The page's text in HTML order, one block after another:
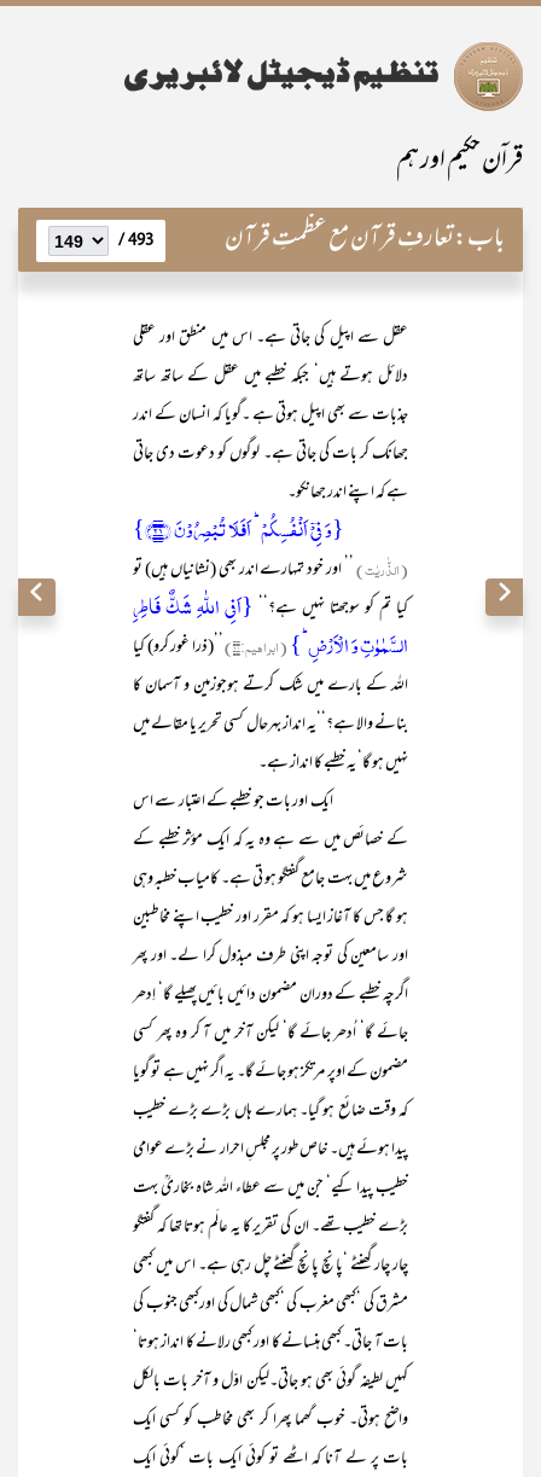
قراۤن حکیم اور ہم
باب:تعارفِ قرآن مع عظمتِ قرآن 493 /
عقل سے اپیل کی جاتی ہے۔ اس میں منطق اور عقلی
دلائل ہوتے ہیں‘ جبکہ خطبے میں عقل کے ساتھ ساتھ
جذبات سے بھی اپیل ہوتی ہے ۔گویا کہ انسان کے اندر
جھانک کر بات کی جاتی ہے۔ لوگوں کو دعوت دی جاتی
ہے کہ اپنے اندر جھانکو۔
{وَ فِیۡۤ اَنۡفُسِکُمۡ ؕ اَفَلَا تُبۡصِرُوۡنَ ﴿۲۱﴾}
(الذّٰریٰت) ’’ اور خود تمہارے اندر بھی (نشانیاں ہیں) تو
کیا تم کو سوجھتا نہیں ہے؟‘‘ {اَفِی اللّٰہِ شَکٌّ فَاطِرِ
السَّمٰوٰتِ وَ الۡاَرۡضِ ؕ}(ابراھیم:۱۰)
’’(ذرا غور کرو) کیا
اللہ کے بارے میں شک کرتے ہوجوزمین و آسمان کا
بنانے والا ہے؟‘‘یہ انداز بہرحال کسی تحریر یا مقالے میں
نہیں ہو گا‘ یہ خطبے کا انداز ہے۔
ایک اور بات جو خطبے کے اعتبار سے اس
کے خصائص میں سے ہے وہ یہ کہ ایک مؤثر خطبے کے
شروع میں بہت جامع گفتگو ہو تی ہے۔ کامیاب خطبہ وہی
ہو گا جس کا آغاز ایسا ہو کہ مقرر اور خطیب اپنے مخاطبین
اور سامعین کی توجہ اپنی طرف مبذول کرا لے۔ اور پھر
اگرچہ خطبے کے دوران مضمون دائیں بائیں پھیلے گا‘ اِدھر
جائے گا‘ اُدھر جائے گا‘ لیکن آخر میں آ کر وہ پھر کسی
مضمون کے اوپر مرتکز ہو جائے گا۔ یہ اگر نہیں ہے تو گویا
کہ وقت ضائع ہو گیا۔ ہمارے ہاں بڑے بڑے خطیب
پیدا ہوئے ہیں۔ خاص طور پر مجلسِ احرار نے بڑے عوامی
خطیب پیدا کیے‘ جن میں سے عطاء اللہ شاہ بخاریؒ بہت
بڑے خطیب تھے۔ ان کی تقریر کا یہ عالَم ہوتا تھا کہ گفتگو
چار چار گھنٹے ‘پانچ پانچ گھنٹے چل رہی ہے۔ اس میں کبھی
مشرق کی ‘کبھی مغرب کی ‘کبھی شمال کی اورکبھی جنوب کی
بات آ جاتی۔ کبھی ہنسانے کا اور کبھی رلانے کا انداز ہوتا‘
کہیں لطیفہ گوئی بھی ہو جاتی۔لیکن اوّل و آخر بات بالکل
واضح ہوتی۔ خوب گھما پھرا کر بھی مخاطب کو کسی ایک
بات پر لے آنا کہ اٹھے تو کوئی ایک بات ‘کوئی ایک